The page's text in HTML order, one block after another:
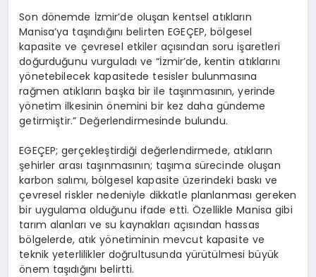
Son dönemde İzmir’de oluşan kentsel atıkların
Manisa’ya taşındığını belirtenEGEÇEP, bölgesel
kapasite ve çevresel etkiler açısından soru işaretleri
doğurduğunu vurguladı ve“İzmir’de, kentin atıklarını
yönetebilecek kapasitede tesisler bulunmasına
rağmen atıkların başka bir ile taşınmasının, yerinde
yönetim ilkesinin önemini bir kez daha gündeme
getirmiştir.” Değerlendirmesinde bulundu.
EGEÇEP; gerçekleştirdiği değerlendirmede, atıkların
şehirler arası taşınmasının; taşıma sürecinde oluşan
karbon salımı, bölgesel kapasite üzerindeki baskı ve
çevresel riskler nedeniyle dikkatle planlanması gereken
bir uygulama olduğunu ifade etti.Özellikle Manisa gibi
tarım alanları ve su kaynakları açısından hassas
bölgelerde, atık yönetiminin mevcut kapasite ve
teknik yeterlilikler doğrultusunda yürütülmesi büyük
önem taşıdığını belirtti.